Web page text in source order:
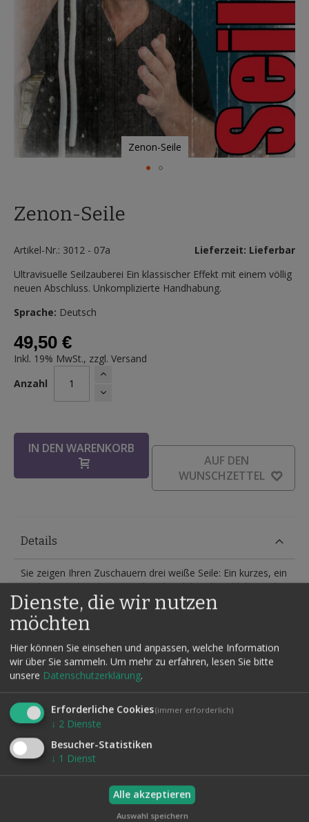
Zenon-Seile
der
Zenon-Seile
Artikel-Nr.: 3012 - 07a
Lieferzeit: Lieferbar
Ultravisuelle Seilzauberei Ein klassischer Effekt mit einem völlig
neuen Abschluss. Unkomplizierte Handhabung.
Sprache: Deutsch
49,50 €
Inkl. 19% MwSt., zzgl. Versand
Anzahl
IN DEN WARENKORB
AUF DEN
WUNSCHZETTEL
Details
Sie zeigen Ihren Zuschauern drei weiße Seile: Ein kurzes, ein
mittleres und ein langes Seil. Es handelt sich wirklich um drei
einzelne Seile! Das ist wichtig, denn der Abschluss ist so
verblüffend, dass man es fast nicht glauben kann. Die Seile
werden einzeln vorgezeigt. Nachdem Sie drei Enden in jede
Hand genommen haben, verwandeln Sie sichtbar und ohne
Abdeckung die ungleichen Seiten in drei Seile mit der
gleichen Länge! So weit, so gut. Alles noch bekannt. Aber
jetzt passiert es:Ohne eine einzige verdächtige
Bewegung(Sie führen wirklich keinen einzigen Griff aus)
lassen Sie, bis auf ein Ende, alle anderen Seilenden
los. In der Hand halten Sie jetzt nur noch ein langes
Seil, das Sie genüsslich durch die Luft schleudern.
Diese Verwandlung geschieht automatisch. Nehmen Sie
diese Aussage wörtlich! Wenn Sie die Routine vor einem
Spiegel vorführen, sieht die Verwandlung wie im Filmtrick
aus. Sie brauchen nur die Seile loszulassen! Ein Traum wird
wahr! Erfüllen Sie sich diesen Traum!
Dienste, die wir nutzen
möchten
Hier können Sie einsehen und anpassen, welche Information
wir über Sie sammeln. Um mehr zu erfahren, lesen Sie bitte
unsere Datenschutzerklärung.
Erforderliche Cookies(immer erforderlich)
↓ 2 Dienste
Besucher-Statistiken
↓ 1 Dienst
Alle akzeptieren
Auswahl speichern